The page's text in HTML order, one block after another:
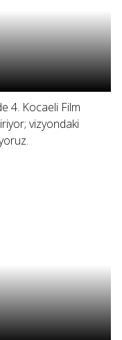
4. Kocaeli Film
vizyondaki